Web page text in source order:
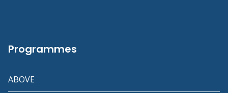
Programmes
ABOVE